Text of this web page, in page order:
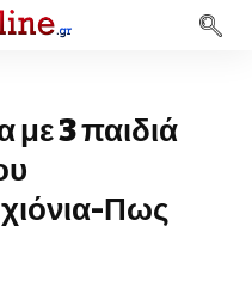
με 3 παιδιά
Πως